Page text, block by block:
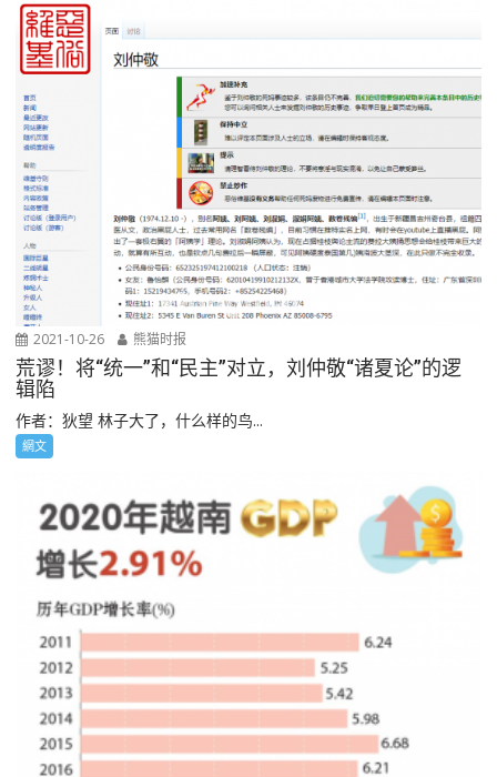
2021-10-26 熊猫时报
荒谬！将“统一”和“民主”对立，刘仲敬“诸夏论”的逻
辑陷
作者：狄望 林子大了，什么样的鸟...
網文